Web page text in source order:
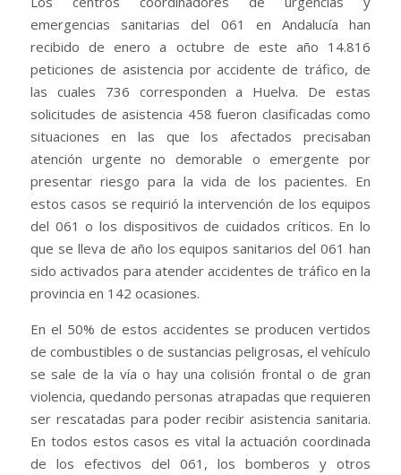
emergencias sanitarias del 061 en Andalucía han
recibido de enero a octubre de este año 14.816
peticiones de asistencia por accidente de tráfico, de
las cuales 736 corresponden a Huelva. De estas
solicitudes de asistencia 458 fueron clasificadas como
situaciones en las que los afectados precisaban
atención urgente no demorable o emergente por
presentar riesgo para la vida de los pacientes. En
estos casos se requirió la intervención de los equipos
del 061 o los dispositivos de cuidados críticos. En lo
que se lleva de año los equipos sanitarios del 061 han
sido activados para atender accidentes de tráfico en la
provincia en 142 ocasiones.
En el 50% de estos accidentes se producen vertidos
de combustibles o de sustancias peligrosas, el vehículo
se sale de la vía o hay una colisión frontal o de gran
violencia, quedando personas atrapadas que requieren
ser rescatadas para poder recibir asistencia sanitaria.
En todos estos casos es vital la actuación coordinada
de los efectivos del 061, los bomberos y otros